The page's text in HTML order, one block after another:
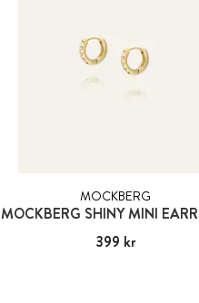
MOCKBERG
MOCKBERG SHINY MINI
Pris:399 kr
399 kr